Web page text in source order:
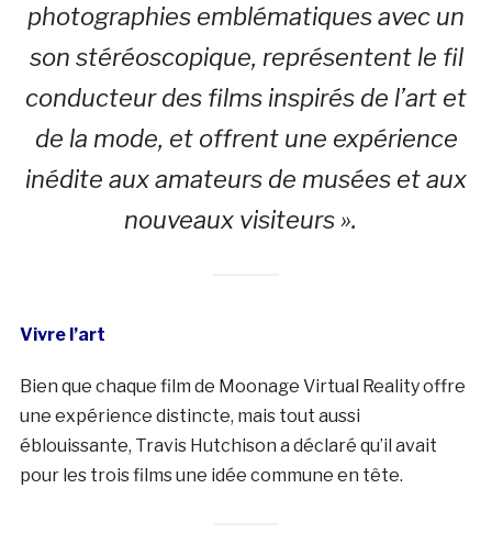
photographies emblématiques avec un
son stéréoscopique, représentent le fil
conducteur des films inspirés de l’art et
de la mode, et offrent une expérience
inédite aux amateurs de musées et aux
nouveaux visiteurs ».
Vivre l’art
Bien que chaque film de Moonage Virtual Reality offre
une expérience distincte, mais tout aussi
éblouissante, Travis Hutchison a déclaré qu’il avait
pour les trois films une idée commune en tête.